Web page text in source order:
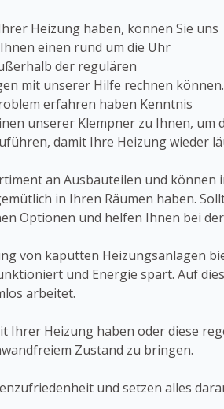
Heizung haben, können Sie uns
einen rund um die Uhr
der regulären
mit unserer Hilfe rechnen können.
erfahren haben Kenntnis
unserer Klempner zu Ihnen,
damit Ihre Heizung wieder
an Ausbauteilen und
in Ihren Räumen haben.
Optionen und helfen Ihnen bei
von kaputten Heizungsanlagen
und Energie spart. Auf
arbeitet.
Ihrer Heizung haben oder diese
Zustand zu bringen.
und setzen alles